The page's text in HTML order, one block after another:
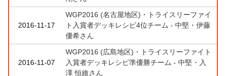
2016-11-17
WGP2016 (名古屋地区)・トライスリーファイ
ト入賞者デッキレシピ4位チーム - 中堅・伊藤
優希さん
2016-11-07
WGP2016 (広島地区)・トライスリーファイト
入賞者デッキレシピ準優勝チーム - 中堅・入
澤 恒維さん